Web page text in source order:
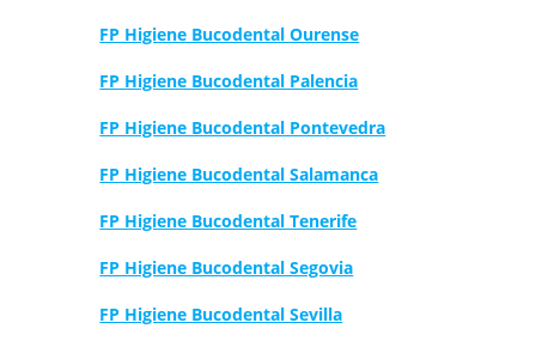
FP Higiene Bucodental Ourense
FP Higiene Bucodental Palencia
FP Higiene Bucodental Pontevedra
FP Higiene Bucodental Salamanca
FP Higiene Bucodental Tenerife
FP Higiene Bucodental Segovia
FP Higiene Bucodental Sevilla